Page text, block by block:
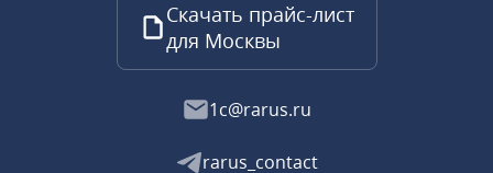
Скачать прайс-лист
для Москвы
1c@rarus.ru
rarus_contact